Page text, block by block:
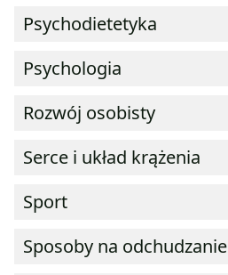
Psychodietetyka
Psychologia
Rozwój osobisty
Serce i układ krążenia
Sport
Sposoby na odchudzanie